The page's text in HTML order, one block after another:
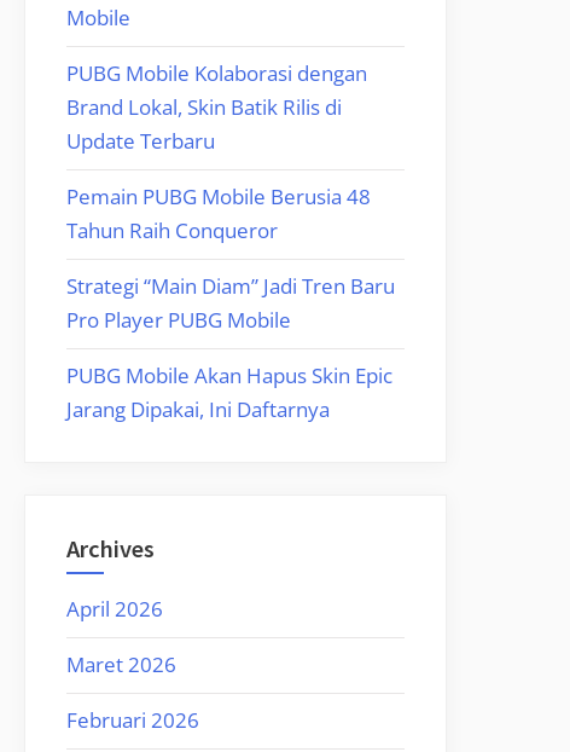
Mobile
PUBG Mobile Kolaborasi dengan
Brand Lokal, Skin Batik Rilis di
Update Terbaru
Pemain PUBG Mobile Berusia 48
Tahun Raih Conqueror
Strategi “Main Diam” Jadi Tren Baru
Pro Player PUBG Mobile
PUBG Mobile Akan Hapus Skin Epic
Jarang Dipakai, Ini Daftarnya
Archives
April 2026
Maret 2026
Februari 2026